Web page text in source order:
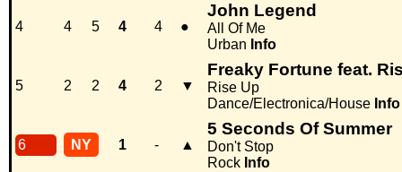
4 4 5 4 4 ●
John Legend
All Of Me
Urban Info
5 2 2 4 2 ▼
Freaky Fortune feat.
Rise Up
Dance/Electronica/House Info
6 NY 1 - ▲
5 Seconds Of Summer
Don't Stop
Rock Info